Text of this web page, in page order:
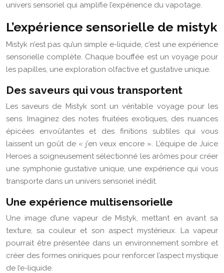
univers sensoriel qui amplifie l’expérience du vapotage.
L’expérience sensorielle de mistyk
Mistyk n’est pas qu’un simple e-liquide, c’est une expérience
sensorielle complète. Chaque bouffée est un voyage pour
les papilles, une exploration olfactive et gustative unique.
Des saveurs qui vous transportent
Les saveurs de Mistyk sont un véritable voyage pour les
sens. Imaginez des notes fruitées exotiques, des nuances
épicées envoûtantes et des finitions subtiles qui vous
laissent un goût de « j’en veux encore ». L’équipe de Juice
Heroes a soigneusement sélectionné les arômes pour créer
une symphonie gustative unique, une expérience qui vous
transporte dans un univers sensoriel inédit.
Une expérience multisensorielle
Une image d’une vapeur de Mistyk, mettant en avant sa
texture, sa couleur et son aspect mystérieux. La vapeur
pourrait être présentée dans un environnement sombre et
créer des formes oniriques pour renforcer l’aspect mystique
de l’e-liquide.